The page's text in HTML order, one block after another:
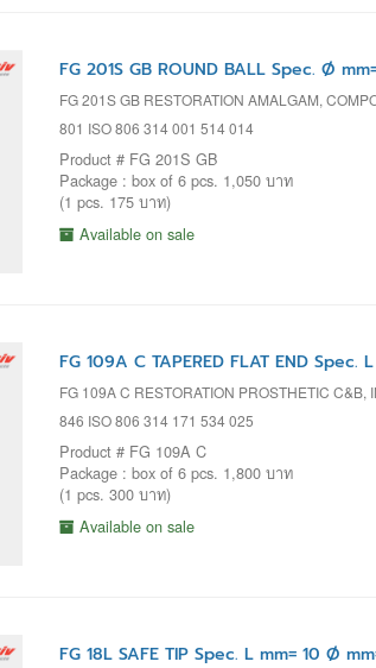
FG 201S GB ROUND BALL Spec. Ø
FG 201S GB RESTORATION AMALGAM,
801 ISO 806 314 001 514 014
Product # FG 201S GB
Package : box of 6 pcs. 1,050 บาท
(1 pcs. 175 บาท)
Available on sale
FG 109A C TAPERED FLAT END Spec.
FG 109A C RESTORATION PROSTHETIC C&B,
846 ISO 806 314 171 534 025
Product # FG 109A C
Package : box of 6 pcs. 1,800 บาท
(1 pcs. 300 บาท)
Available on sale
FG 18L SAFE TIP Spec. L mm= 10 Ø